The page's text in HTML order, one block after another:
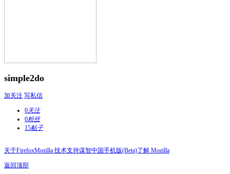
simple2do
加关注 写私信
0关注
0粉丝
15帖子
关于FirefoxMozilla 技术支持谋智中国手机版(Beta)了解 Mozilla
返回顶部